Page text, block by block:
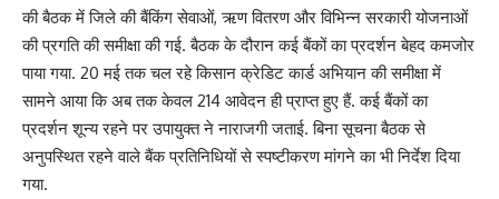
की बैठक में जिले की बैंकिंग सेवाओं, ऋण वितरण और विभिन्न सरकारी योजनाओं
की प्रगति की समीक्षा की गई. बैठक के दौरान कई बैंकों का प्रदर्शन बेहद कमजोर
पाया गया. 20 मई तक चल रहे किसान क्रेडिट कार्ड अभियान की समीक्षा में
सामने आया कि अब तक केवल 214 आवेदन ही प्राप्त हुए हैं. कई बैंकों का
प्रदर्शन शून्य रहने पर उपायुक्त ने नाराजगी जताई. बिना सूचना बैठक से
अनुपस्थित रहने वाले बैंक प्रतिनिधियों से स्पष्टीकरण मांगने का भी निर्देश दिया
गया.